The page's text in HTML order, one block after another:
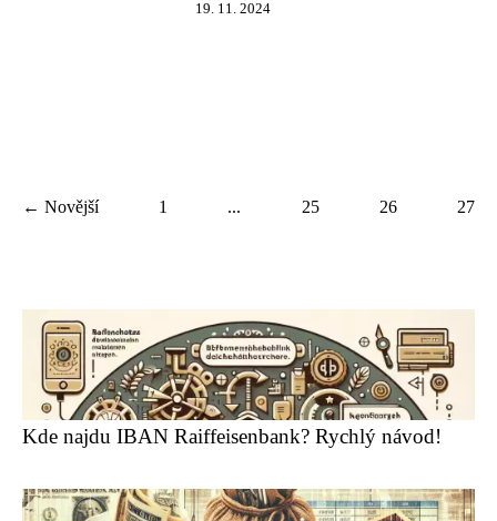
19. 11. 2024
← Novější 1 ... 25 26 27
Kde najdu IBAN Raiffeisenbank? Rychlý návod!